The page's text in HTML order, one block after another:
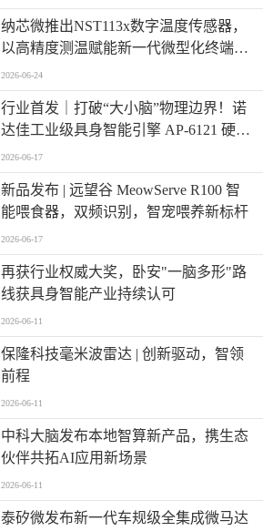
纳芯微推出NST113x数字温度传感器，
以高精度测温赋能新一代微型化终端设
计
2026-06-24
行业首发｜打破“大小脑”物理边界！诺
达佳工业级具身智能引擎 AP-6121 硬核
登场
2026-06-17
新品发布 | 远望谷 MeowServe R100 智
能喂食器，双频识别，智宠喂养新标杆
2026-06-17
再获行业权威大奖，卧安"一脑多形"路
线获具身智能产业持续认可
2026-06-11
保隆科技毫米波雷达 | 创新驱动，智领
前程
2026-06-11
中科大脑发布本地智算新产品，携生态
伙伴共拓AI应用新场景
2026-06-11
泰矽微发布新一代车规级全集成微马达